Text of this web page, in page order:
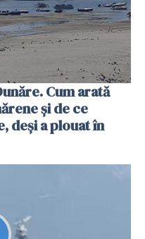
Cum arată
și de ce
deși a plouat în